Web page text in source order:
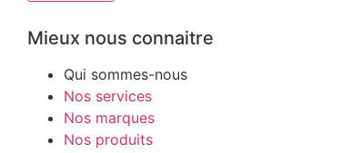
Mieux nous connaitre
Qui sommes-nous
Nos services
Nos marques
Nos produits